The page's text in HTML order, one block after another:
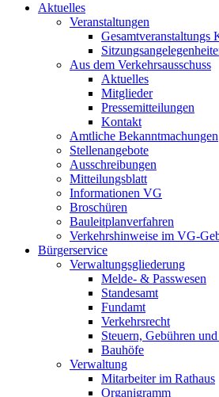
Aktuelles
Veranstaltungen
Gesamtveranstaltungs
Aus dem Verkehrsausschuss
Aktuelles
Mitglieder
Pressemitteilungen
Kontakt
Amtliche Bekanntmachungen
Stellenangebote
Ausschreibungen
Mitteilungsblatt
Informationen VG
Broschüren
Bauleitplanverfahren
Verkehrshinweise im VG-
Bürgerservice
Verwaltungsgliederung
Melde- & Passwesen
Standesamt
Fundamt
Verkehrsrecht
Steuern, Gebühren
Bauhöfe
Verwaltung
Mitarbeiter im Rathaus
Organigramm